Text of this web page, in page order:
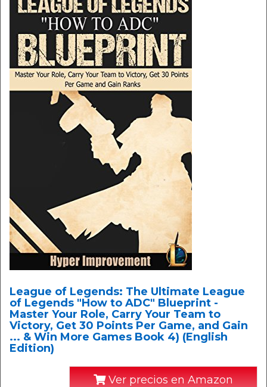
League of Legends: The Ultimate League
of Legends "How to ADC" Blueprint -
Master Your Role, Carry Your Team to
Victory, Get 30 Points Per Game, and Gain
... & Win More Games Book 4) (English
Edition)
Ver precios en Amazon